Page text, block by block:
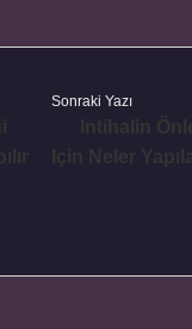
Sonraki Yazı